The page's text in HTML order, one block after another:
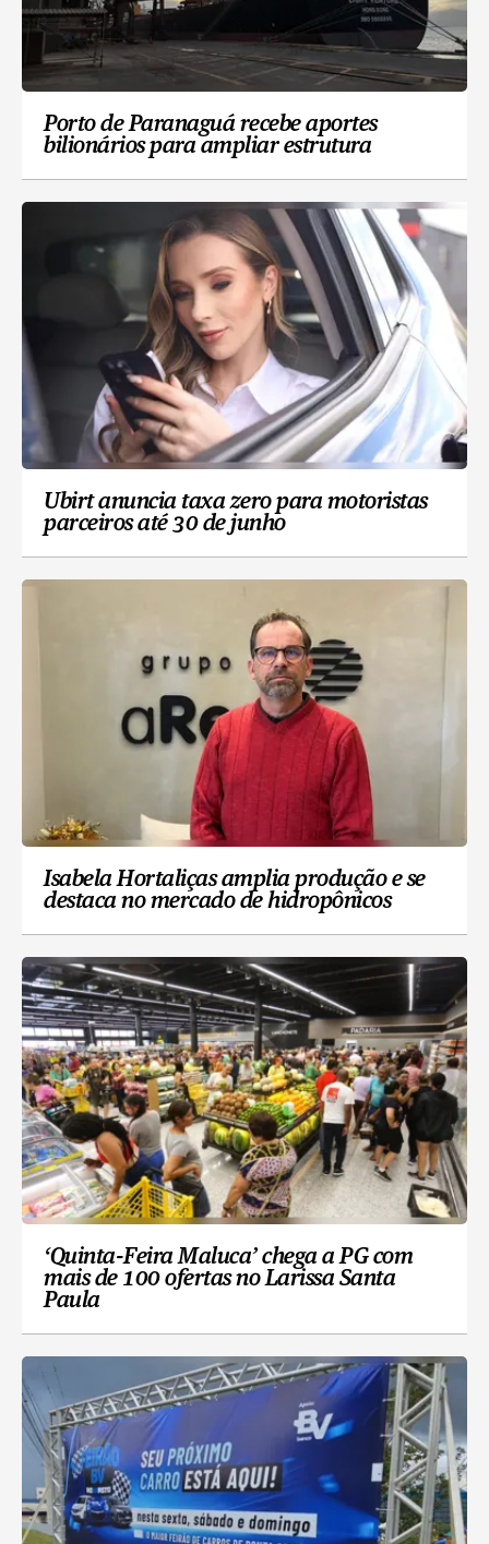
Porto de Paranaguá recebe aportes
bilionários para ampliar estrutura
Ubirt anuncia taxa zero para motoristas
parceiros até 30 de junho
Isabela Hortaliças amplia produção e se
destaca no mercado de hidropônicos
‘Quinta-Feira Maluca’ chega a PG com
mais de 100 ofertas no Larissa Santa
Paula